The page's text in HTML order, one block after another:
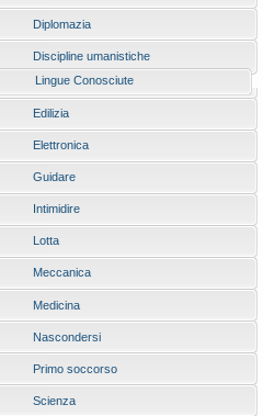
Diplomazia
Discipline umanistiche
Lingue Conosciute
Edilizia
Elettronica
Guidare
Intimidire
Lotta
Meccanica
Medicina
Nascondersi
Primo soccorso
Scienza